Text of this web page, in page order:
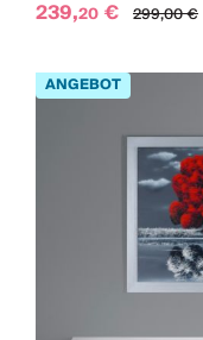
239,20 € 299,00€